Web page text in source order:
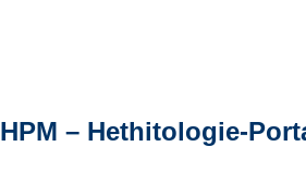
HPM – Hethitologie-